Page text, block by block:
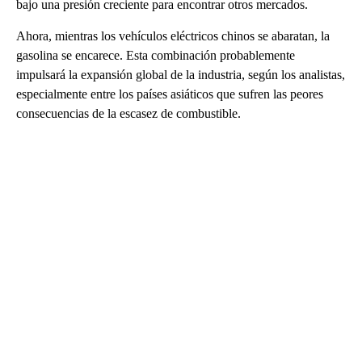
bajo una presión creciente para encontrar otros mercados.
Ahora, mientras los vehículos eléctricos chinos se abaratan, la
gasolina se encarece. Esta combinación probablemente
impulsará la expansión global de la industria, según los analistas,
especialmente entre los países asiáticos que sufren las peores
consecuencias de la escasez de combustible.